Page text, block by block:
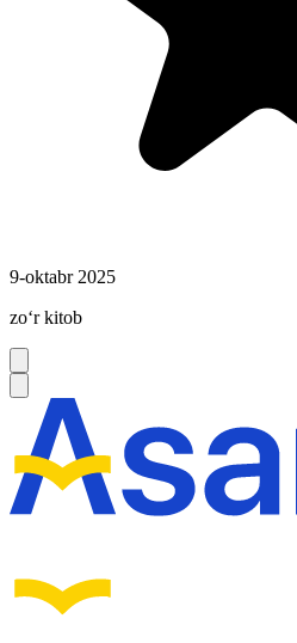
9-oktabr 2025
zoʻr kitob